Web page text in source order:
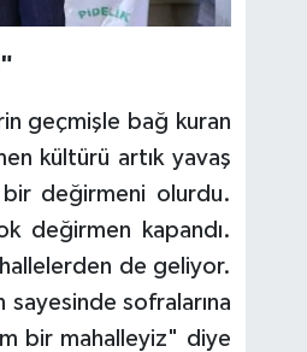
geçmişle bağ kuran
kültürü artık yavaş
bir değirmeni olurdu.
değirmen kapandı.
de geliyor.
sofralarına
bir mahalleyiz" diye